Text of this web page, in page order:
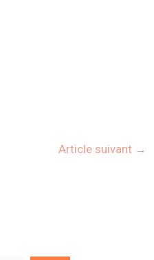
Article suivant →